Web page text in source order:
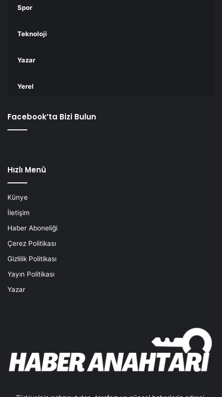
Spor
Teknoloji
Yazar
Yerel
Facebook’ta Bizi Bulun
Hızlı Menü
Künye
İletişim
Haber Aboneliği
Çerez Politikası
Gizlilik Politikası
Yayın Politikası
Yazar